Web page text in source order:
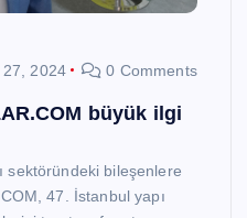
27, 2024 0 Comments
büyük ilgi
sektöründeki bileşenlere
47. İstanbul yapı